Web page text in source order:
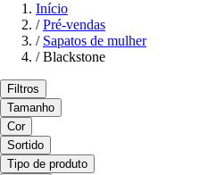
Início
/ Pré-vendas
/ Sapatos de mulher
/ Blackstone
Filtros
Tamanho
Cor
Sortido
Tipo de produto